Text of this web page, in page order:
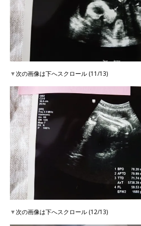
▼次の画像は下へスクロール (11/13)
▼次の画像は下へスクロール (12/13)